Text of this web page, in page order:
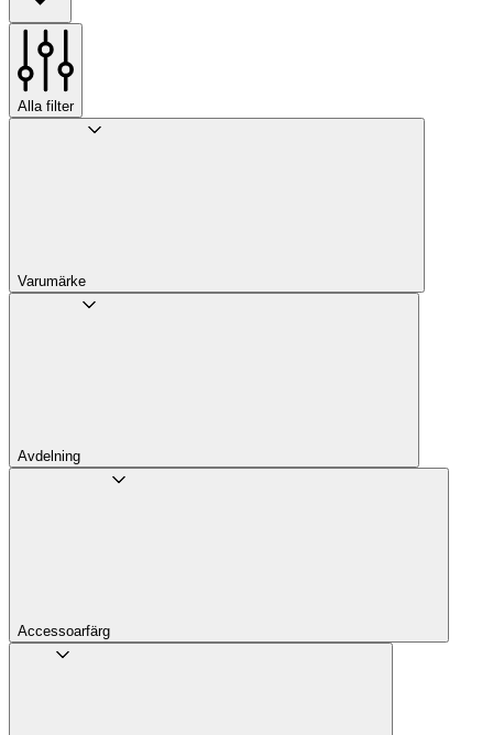
Alla filter
Varumärke
Avdelning
Accessoarfärg